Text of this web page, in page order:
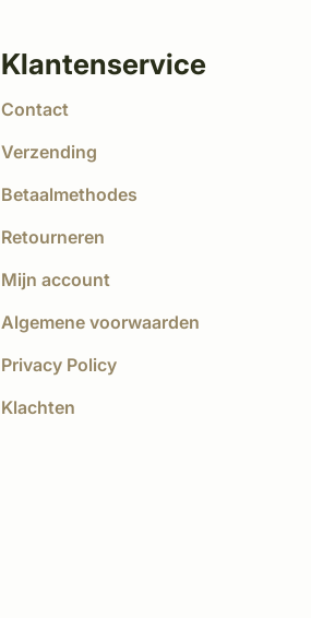
Klantenservice
Contact
Verzending
Betaalmethodes
Retourneren
Mijn account
Algemene voorwaarden
Privacy Policy
Klachten